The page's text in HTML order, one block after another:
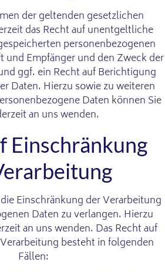
der geltenden gesetzlichen
das Recht auf unentgeltliche
personenbezogenen
und Empfänger und den Zweck der
ggf. ein Recht auf Berichtigung
Daten. Hierzu sowie zu weiteren
Daten können Sie
an uns wenden.
Einschränkung
Einschränkung der Verarbeitung
Daten zu verlangen. Hierzu
an uns wenden. Das Recht auf
besteht in folgenden
Fällen: